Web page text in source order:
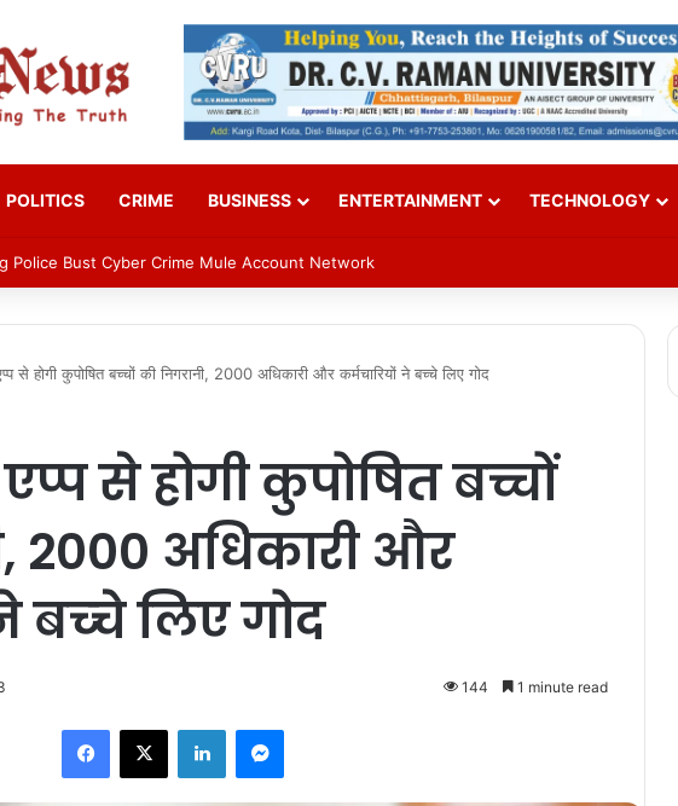
POLITICS CRIME BUSINESS ENTERTAINMENT TECHNOLOGY
3rd convocation on Sept 2; VP Radhakrishnan to attend
से होगी कुपोषित बच्चों की निगरानी, 2000 अधिकारी और कर्मचारियों ने बच्‍चे लिए गोद
से होगी कुपोषित बच्चों
2000 अधिकारी और
बच्‍चे लिए गोद
144 1 minute read
Facebook
X LinkedInMessenger